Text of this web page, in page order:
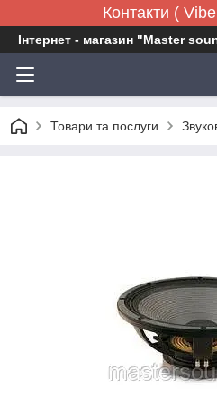
Контакти (
Інтернет - магазин "Master
Товари та послуги